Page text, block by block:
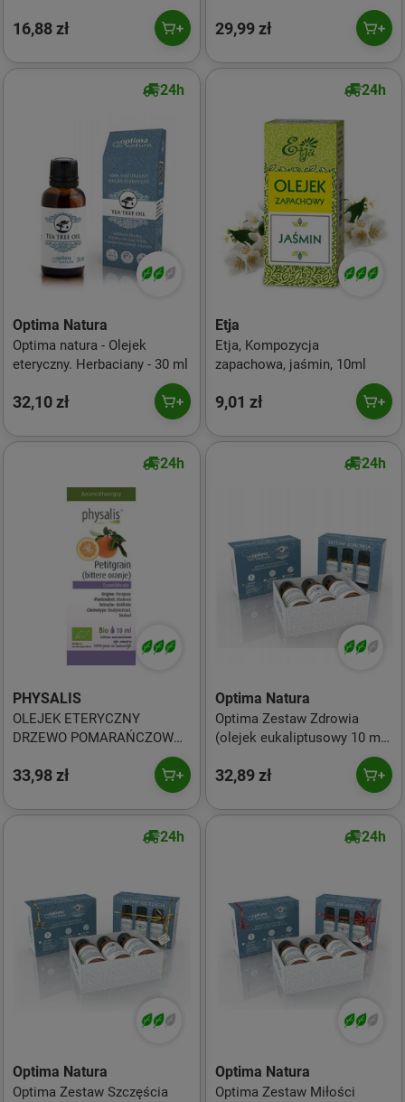
16,88 zł 29,99 zł
24h
Optima Natura
Optima natura - Olejek
eteryczny. Herbaciany - 30 ml
32,10 zł
24h
Etja
Etja, Kompozycja
zapachowa, jaśmin, 10ml
9,01 zł
24h
PHYSALIS
OLEJEK ETERYCZNY
DRZEWO POMARAŃCZOWE
(PETITGRAIN) BIO 10 ml -
PHYSALIS
33,98 zł
24h
Optima Natura
Optima Zestaw Zdrowia
(olejek eukaliptusowy 10 ml
+ złodziei 10 ml+ lawendowy
10 ml + olejek złodziei 10 ml)
32,89 zł
24h
Optima Natura
Optima Zestaw Szczęścia
24h
Optima Natura
Optima Zestaw Miłości